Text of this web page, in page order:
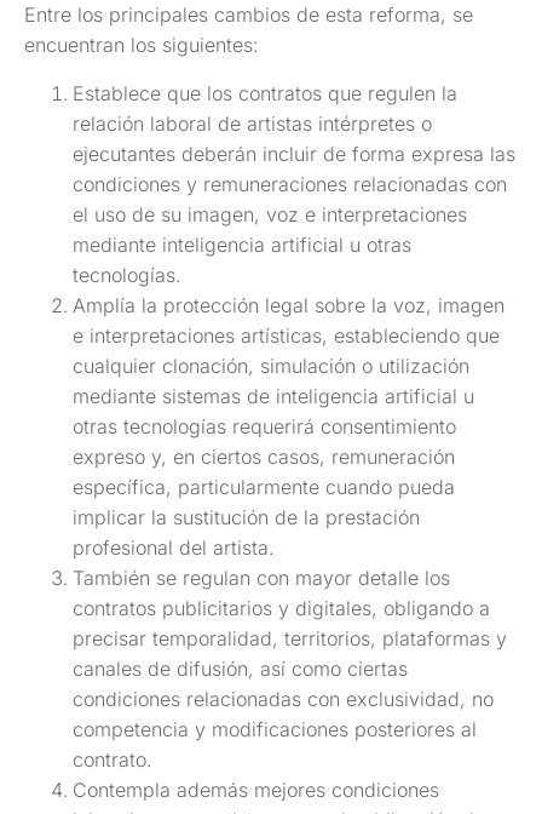
Entre los principales cambios de esta reforma, se
encuentran los siguientes:
Establece que los contratos que regulen la
relación laboral de artistas intérpretes o
ejecutantes deberán incluir de forma expresa las
condiciones y remuneraciones relacionadas con
el uso de su imagen, voz e interpretaciones
mediante inteligencia artificial u otras
tecnologías.
Amplía la protección legal sobre la voz, imagen
e interpretaciones artísticas, estableciendo que
cualquier clonación, simulación o utilización
mediante sistemas de inteligencia artificial u
otras tecnologías requerirá consentimiento
expreso y, en ciertos casos, remuneración
específica, particularmente cuando pueda
implicar la sustitución de la prestación
profesional del artista.
También se regulan con mayor detalle los
contratos publicitarios y digitales, obligando a
precisar temporalidad, territorios, plataformas y
canales de difusión, así como ciertas
condiciones relacionadas con exclusividad, no
competencia y modificaciones posteriores al
contrato.
Contempla además mejores condiciones